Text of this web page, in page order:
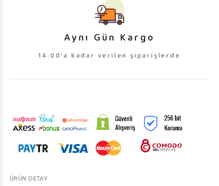
Aynı Gün Kargo
14:00'a kadar verilen şiparişlerde
ÜRÜN DETAY